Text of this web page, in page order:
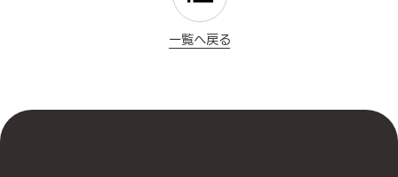
一覧へ戻る